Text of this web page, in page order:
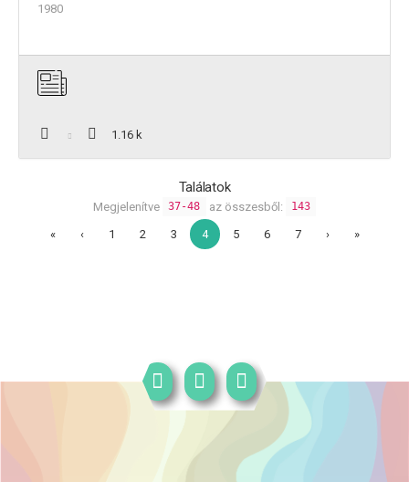
1980
1.16 k
Találatok
Megjelenítve 37-48 az összesből: 143
« ‹ 1 2 3 4 5 6 7 › »